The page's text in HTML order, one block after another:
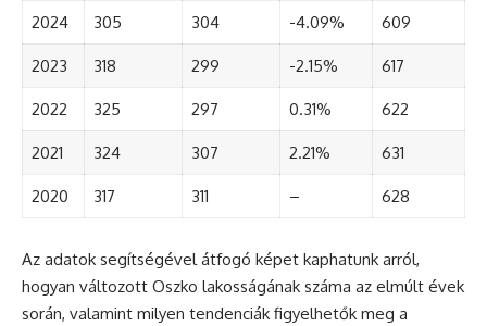
2024 305 304 -4.09% 609
2023 318 299 -2.15% 617
2022 325 297 0.31% 622
2021 324 307 2.21% 631
2020 317 311 – 628
Az adatok segítségével átfogó képet kaphatunk arról,
hogyan változott Oszko lakosságának száma az elmúlt évek
során, valamint milyen tendenciák figyelhetők meg a